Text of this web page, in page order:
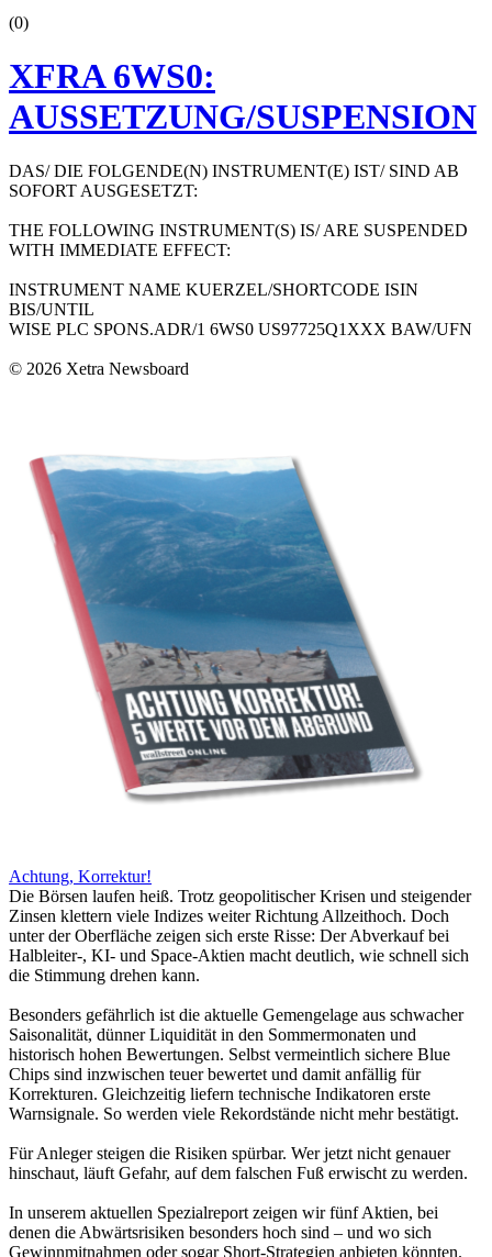
(0)
XFRA 6WS0:
AUSSETZUNG/SUSPENSION
DAS/ DIE FOLGENDE(N) INSTRUMENT(E) IST/ SIND AB
SOFORT AUSGESETZT:
THE FOLLOWING INSTRUMENT(S) IS/ ARE SUSPENDED
WITH IMMEDIATE EFFECT:
INSTRUMENT NAME KUERZEL/SHORTCODE ISIN
BIS/UNTIL
WISE PLC SPONS.ADR/1 6WS0 US97725Q1XXX BAW/UFN
© 2026 Xetra Newsboard
Achtung, Korrektur!
Die Börsen laufen heiß. Trotz geopolitischer Krisen und steigender
Zinsen klettern viele Indizes weiter Richtung Allzeithoch. Doch
unter der Oberfläche zeigen sich erste Risse: Der Abverkauf bei
Halbleiter-, KI- und Space-Aktien macht deutlich, wie schnell sich
die Stimmung drehen kann.
Besonders gefährlich ist die aktuelle Gemengelage aus schwacher
Saisonalität, dünner Liquidität in den Sommermonaten und
historisch hohen Bewertungen. Selbst vermeintlich sichere Blue
Chips sind inzwischen teuer bewertet und damit anfällig für
Korrekturen. Gleichzeitig liefern technische Indikatoren erste
Warnsignale. So werden viele Rekordstände nicht mehr bestätigt.
Für Anleger steigen die Risiken spürbar. Wer jetzt nicht genauer
hinschaut, läuft Gefahr, auf dem falschen Fuß erwischt zu werden.
In unserem aktuellen Spezialreport zeigen wir fünf Aktien, bei
denen die Abwärtsrisiken besonders hoch sind – und wo sich
Gewinnmitnahmen oder sogar Short-Strategien anbieten könnten.